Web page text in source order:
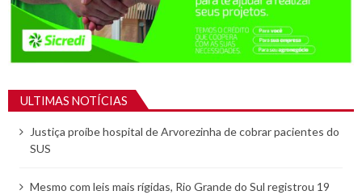
ULTIMAS NOTÍCIAS
Justiça proíbe hospital de Arvorezinha de cobrar pacientes do
SUS
Mesmo com leis mais rígidas, Rio Grande do Sul registrou 19